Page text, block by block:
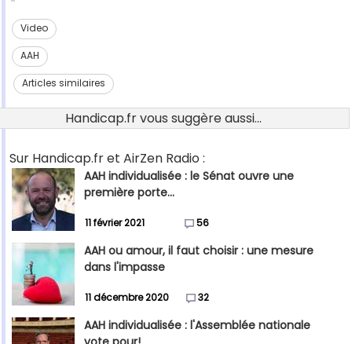
Video
AAH
Articles similaires
Handicap.fr vous suggère aussi...
Sur Handicap.fr et AirZen Radio :
AAH individualisée : le Sénat ouvre une
première porte...
11 février 2021 56
AAH ou amour, il faut choisir : une mesure
dans l'impasse
11 décembre 2020 32
AAH individualisée : l'Assemblée nationale